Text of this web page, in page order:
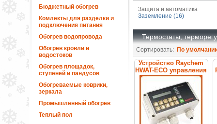
Бюджетный обогрев
Комлекты для разделки и
подключения питания
Обогрев водопровода
Обогрев кровли и
водостоков
Обогрев площадок,
ступеней и пандусов
Обогреваемые коврики,
зеркала
Промышленный обогрев
Теплый пол
Защита и автоматика
Заземление (16)
Термостаты,
Сортировать: По
Устройство Raychem
HWAT-ECO управления
программируемое